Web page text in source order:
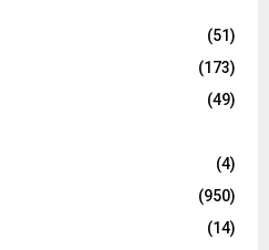
(51)
(173)
(49)
(4)
(950)
(14)